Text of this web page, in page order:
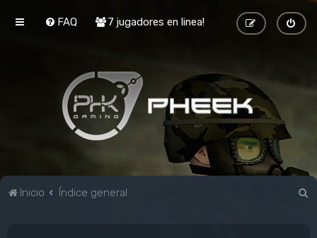
FAQ 7 jugadores en linea!
Inicio Índice general